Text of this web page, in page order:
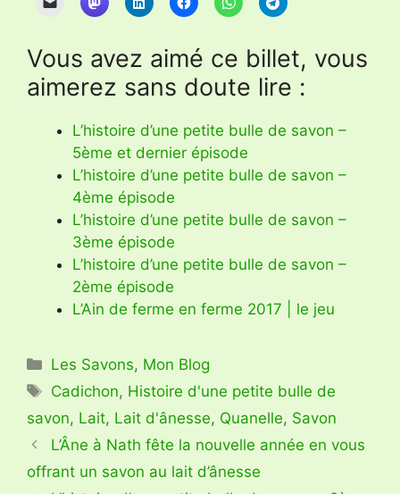
Vous avez aimé ce billet, vous
aimerez sans doute lire :
L’histoire d’une petite bulle de savon –
5ème et dernier épisode
L’histoire d’une petite bulle de savon –
4ème épisode
L’histoire d’une petite bulle de savon –
3ème épisode
L’histoire d’une petite bulle de savon –
2ème épisode
L’Ain de ferme en ferme 2017 | le jeu
Catégories
Les Savons, Mon Blog
Étiquettes
Cadichon, Histoire d'une petite bulle de
savon, Lait, Lait d'ânesse, Quanelle, Savon
L’Âne à Nath fête la nouvelle année en vous
offrant un savon au lait d’ânesse